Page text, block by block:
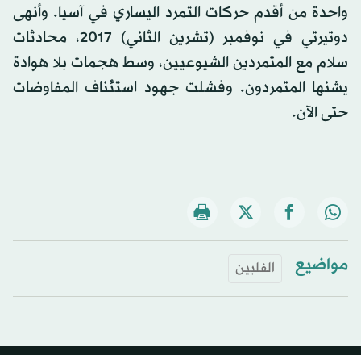
واحدة من أقدم حركات التمرد اليساري في آسيا. وأنهى
دوتيرتي في نوفمبر (تشرين الثاني) 2017، محادثات
سلام مع المتمردين الشيوعيين، وسط هجمات بلا هوادة
يشنها المتمردون. وفشلت جهود استئناف المفاوضات
حتى الآن.
مواضيع الفلبين